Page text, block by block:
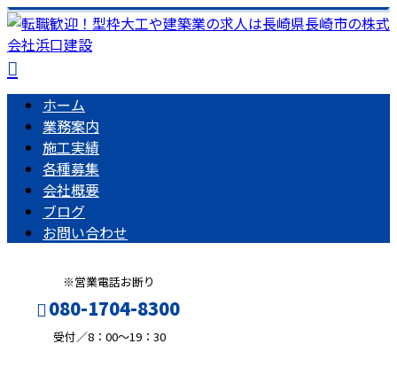
ホーム
業務案内
施工実績
各種募集
会社概要
ブログ
お問い合わせ
※営業電話お断り
080-1704-8300
受付／8：00～19：30